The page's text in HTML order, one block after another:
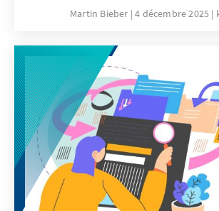
Kirchenmitglieder. Andererseits
Militärseelsorge der Bundeswehr
begleiten Soldatinnen und
Auslandseinsätzen.
Martin Bieber 4 décembre 2025